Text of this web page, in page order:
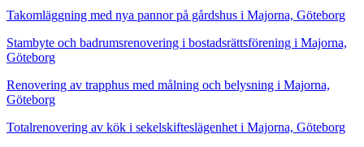
Takomläggning med nya pannor på gårdshus i Majorna, Göteborg
Stambyte och badrumsrenovering i bostadsrättsförening i Majorna,
Göteborg
Renovering av trapphus med målning och belysning i Majorna,
Göteborg
Totalrenovering av kök i sekelskifteslägenhet i Majorna, Göteborg